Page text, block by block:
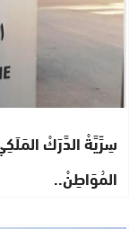
سِرِّيَّةْ الدَّرَكْ
المُوَاطِنْ..